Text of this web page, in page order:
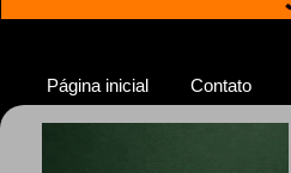
Página inicial Contato